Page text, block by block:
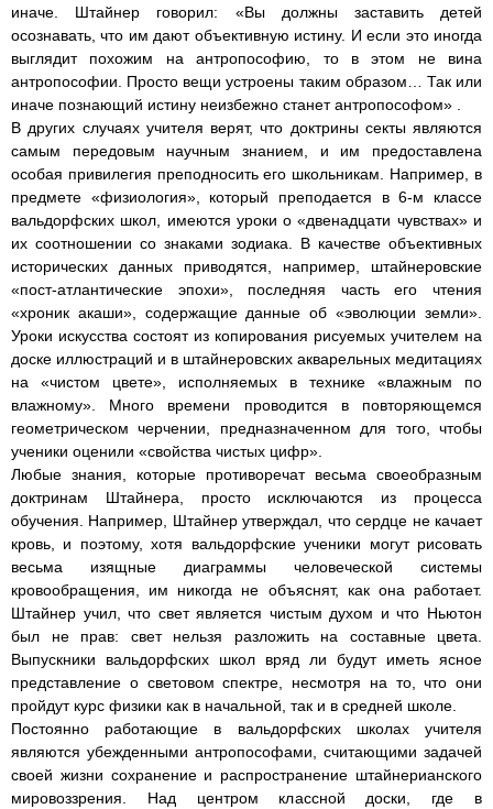
иначе. Штайнер говорил: «Вы должны заставить детей
осознавать, что им дают объективную истину. И если это иногда
выглядит похожим на антропософию, то в этом не вина
антропософии. Просто вещи устроены таким образом… Так или
иначе познающий истину неизбежно станет антропософом» .
В других случаях учителя верят, что доктрины секты являются
самым передовым научным знанием, и им предоставлена
особая привилегия преподносить его школьникам. Например, в
предмете «физиология», который преподается в 6-м классе
вальдорфских школ, имеются уроки о «двенадцати чувствах» и
их соотношении со знаками зодиака. В качестве объективных
исторических данных приводятся, например, штайнеровские
«пост-атлантические эпохи», последняя часть его чтения
«хроник акаши», содержащие данные об «эволюции земли».
Уроки искусства состоят из копирования рисуемых учителем на
доске иллюстраций и в штайнеровских акварельных медитациях
на «чистом цвете», исполняемых в технике «влажным по
влажному». Много времени проводится в повторяющемся
геометрическом черчении, предназначенном для того, чтобы
ученики оценили «свойства чистых цифр».
Любые знания, которые противоречат весьма своеобразным
доктринам Штайнера, просто исключаются из процесса
обучения. Например, Штайнер утверждал, что сердце не качает
кровь, и поэтому, хотя вальдорфские ученики могут рисовать
весьма изящные диаграммы человеческой системы
кровообращения, им никогда не объяснят, как она работает.
Штайнер учил, что свет является чистым духом и что Ньютон
был не прав: свет нельзя разложить на составные цвета.
Выпускники вальдорфских школ вряд ли будут иметь ясное
представление о световом спектре, несмотря на то, что они
пройдут курс физики как в начальной, так и в средней школе.
Постоянно работающие в вальдорфских школах учителя
являются убежденными антропософами, считающими задачей
своей жизни сохранение и распространение штайнерианского
мировоззрения. Над центром классной доски, где в